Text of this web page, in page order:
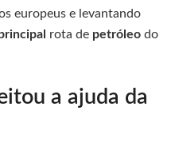
europeus e levantando
rota de petróleo do
a ajuda da